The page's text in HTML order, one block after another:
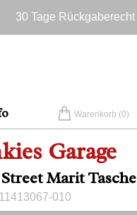
30 Tage Rückgaberecht
Warenkorb (0)
Garage
Marit Tasche
010